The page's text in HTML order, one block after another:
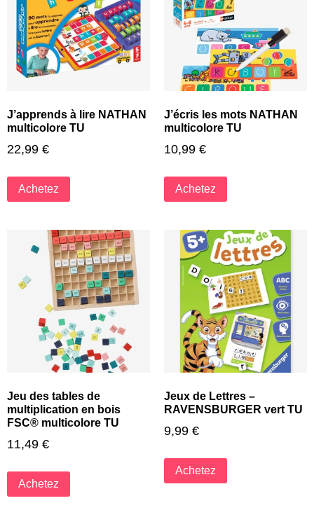
J’apprends à lire NATHAN
multicolore TU
22,99 €
Achetez
J’écris les mots NATHAN
multicolore TU
10,99 €
Achetez
Jeu des tables de
multiplication en bois
FSC® multicolore TU
11,49 €
Achetez
Jeux de Lettres –
RAVENSBURGER vert TU
9,99 €
Achetez